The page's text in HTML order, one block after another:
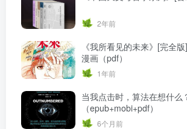
2年前
《我所看见的未来》[完全
漫画（pdf）
1年前
当我点击时，算法在想什么
（epub+mobi+pdf）
6个月前